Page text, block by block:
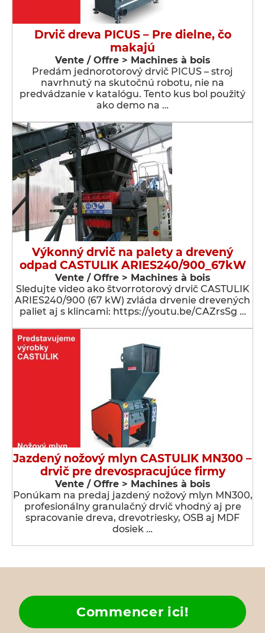
Drvič dreva PICUS – Pre dielne, čo
makajú
Vente / Offre > Machines à bois
Predám jednorotorový drvič PICUS – stroj
navrhnutý na skutočnú robotu, nie na
predvádzanie v katalógu. Tento kus bol použitý
ako demo na …
Výkonný drvič na palety a drevený
odpad CASTULIK ARIES240/900_67kW
Vente / Offre > Machines à bois
Sledujte video ako štvorrotorový drvič CASTULIK
ARIES240/900 (67 kW) zvláda drvenie drevených
paliet aj s klincami: https://youtu.be/CAZrsSg …
Jazdený nožový mlyn CASTULIK MN300 –
drvič pre drevospracujúce firmy
Vente / Offre > Machines à bois
Ponúkam na predaj jazdený nožový mlyn MN300,
profesionálny granulačný drvič vhodný aj pre
spracovanie dreva, drevotriesky, OSB aj MDF
dosiek …
Commencer ici!